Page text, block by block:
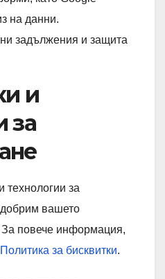
на данни.
задължения и защита
и
за
технологии за
вашето
повече информация,
Политика за бисквитки.